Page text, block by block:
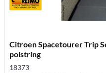
Citroen Spacetourer Trip
polstring
18373